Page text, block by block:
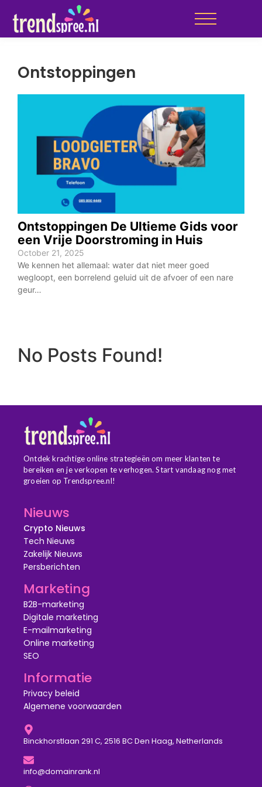
Ontstoppingen
Ontstoppingen De Ultieme Gids voor
een Vrije Doorstroming in Huis
October 21, 2025
We kennen het allemaal: water dat niet meer goed
wegloopt, een borrelend geluid uit de afvoer of een nare
geur…
No Posts Found!
Ontdek krachtige online strategieën om meer klanten te
bereiken en je verkopen te verhogen. Start vandaag nog met
groeien op Trendspree.nl!
Nieuws
Crypto Nieuws
Tech Nieuws
Zakelijk Nieuws
Persberichten
Marketing
B2B-marketing
Digitale marketing
E-mailmarketing
Online marketing
SEO
Informatie
Privacy beleid
Algemene voorwaarden
Binckhorstlaan 291 C, 2516 BC Den Haag, Netherlands
info@domainrank.nl